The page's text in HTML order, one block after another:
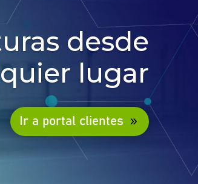
desde
lugar
Ir a portal clientes